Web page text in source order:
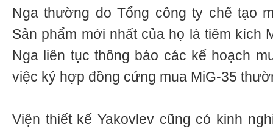
Nga thường do Tổng công ty chế tạo
Sản phẩm mới nhất của họ là tiêm kích
Nga liên tục thông báo các kế hoạch
việc ký hợp đồng cứng mua MiG-35
Viện thiết kế Yakovlev cũng có kinh